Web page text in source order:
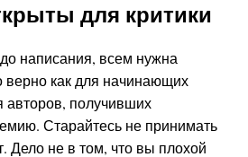
для критики
написания, всем нужна
верно как для начинающих
авторов, получивших
Старайтесь не принимать
Дело не в том, что вы плохой